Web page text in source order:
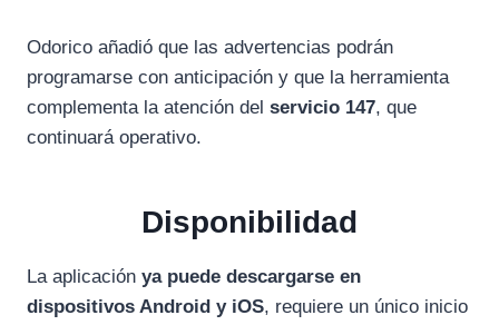
Odorico añadió que las advertencias podrán
programarse con anticipación y que la herramienta
complementa la atención del servicio 147, que
continuará operativo.
Disponibilidad
La aplicación ya puede descargarse en
dispositivos Android y iOS, requiere un único inicio